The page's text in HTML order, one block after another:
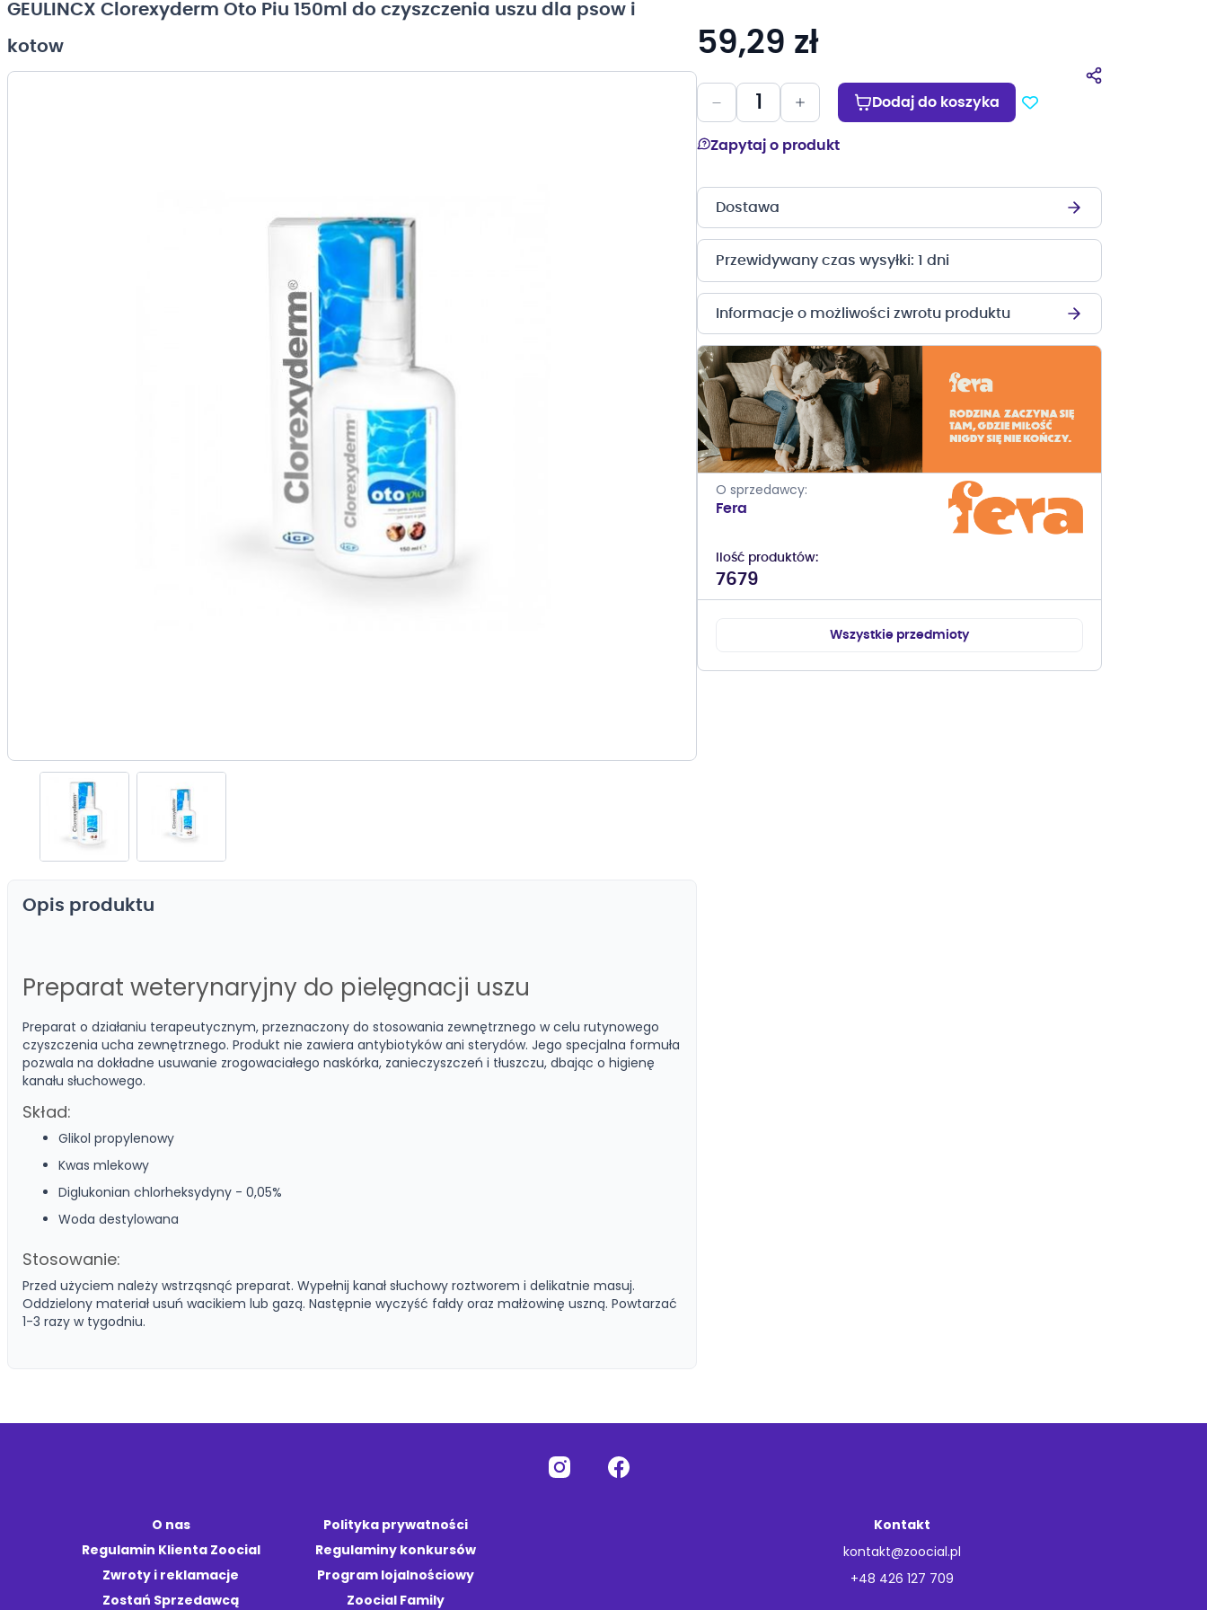
59,29 zł
Dodaj do koszyka
Zapytaj o produkt
Dostawa
Przewidywany czas wysyłki: 1 dni
Informacje o możliwości zwrotu produktu
O sprzedawcy
Fera
Ilość produktów
7679
Wszystkie przedmioty
GEULINCX Clorexyderm Oto Piu 150ml do czyszczenia uszu dla psow i
kotow
Przejdź
Opis produktu
Preparat weterynaryjny do pielęgnacji uszu
Preparat o działaniu terapeutycznym, przeznaczony do stosowania zewnętrznego w celu rutynowego
czyszczenia ucha zewnętrznego. Produkt nie zawiera antybiotyków ani sterydów. Jego specjalna formuła
pozwala na dokładne usuwanie zrogowaciałego naskórka, zanieczyszczeń i tłuszczu, dbając o higienę
kanału słuchowego.
Skład:
Glikol propylenowy
Kwas mlekowy
Diglukonian chlorheksydyny - 0,05%
Woda destylowana
Stosowanie:
Przed użyciem należy wstrząsnąć preparat. Wypełnij kanał słuchowy roztworem i delikatnie masuj.
Oddzielony materiał usuń wacikiem lub gazą. Następnie wyczyść fałdy oraz małżowinę uszną. Powtarzać
1-3 razy w tygodniu.
O nas
Regulamin Klienta Zoocial
Zwroty i reklamacje
Zostań Sprzedawcą
Polityka prywatności
Regulaminy konkursów
Program lojalnościowy
Zoocial Family
Kontakt
kontakt@zoocial.pl
+48 426 127 709